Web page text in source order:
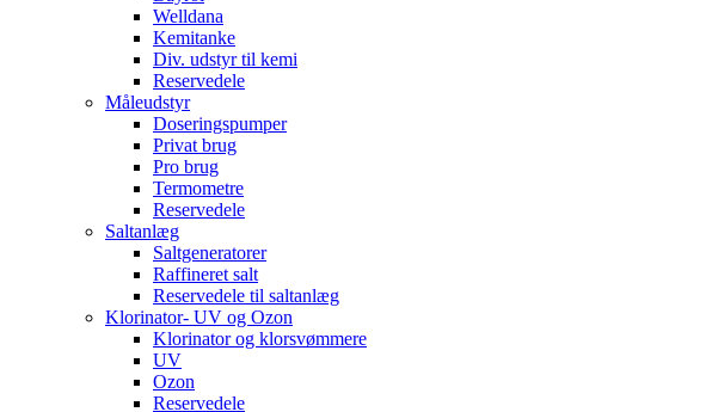
Welldana
Kemitanke
Div. udstyr til kemi
Reservedele
Måleudstyr
Doseringspumper
Privat brug
Pro brug
Termometre
Reservedele
Saltanlæg
Saltgeneratorer
Raffineret salt
Reservedele til saltanlæg
Klorinator- UV og Ozon
Klorinator og klorsvømmere
UV
Ozon
Reservedele